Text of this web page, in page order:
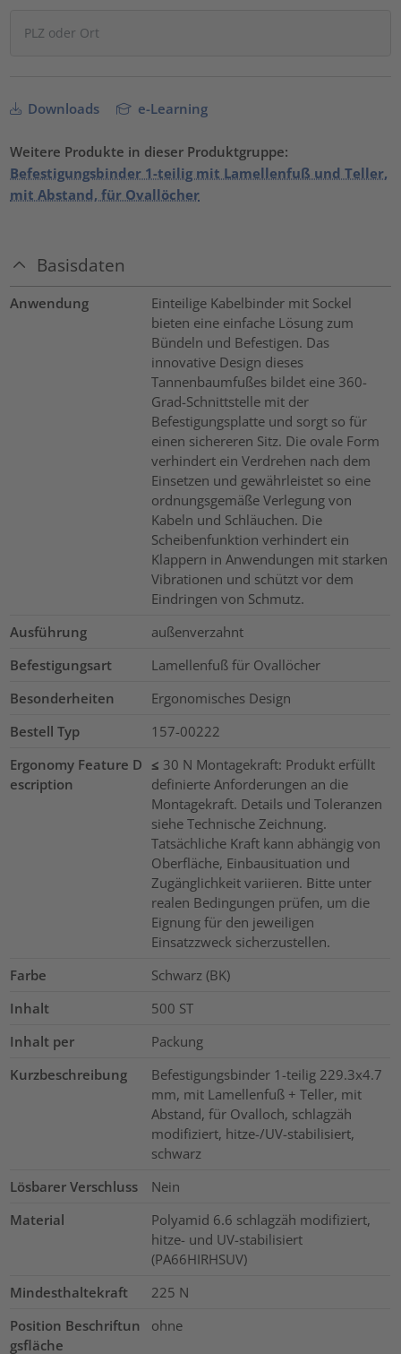
Downloads e-Learning
Weitere Produkte in dieser Produktgruppe:
Befestigungsbinder 1-teilig mit Lamellenfuß und Teller,
mit Abstand, für Ovallöcher
Basisdaten
Anwendung
Einteilige Kabelbinder mit Sockel
bieten eine einfache Lösung zum
Bündeln und Befestigen. Das
innovative Design dieses
Tannenbaumfußes bildet eine 360-
Grad-Schnittstelle mit der
Befestigungsplatte und sorgt so für
einen sichereren Sitz. Die ovale Form
verhindert ein Verdrehen nach dem
Einsetzen und gewährleistet so eine
ordnungsgemäße Verlegung von
Kabeln und Schläuchen. Die
Scheibenfunktion verhindert ein
Klappern in Anwendungen mit starken
Vibrationen und schützt vor dem
Eindringen von Schmutz.
Ausführung
außenverzahnt
Befestigungsart
Lamellenfuß für Ovallöcher
Besonderheiten
Ergonomisches Design
Bestell Typ
157-00222
Ergonomy Feature D
escription
≤ 30 N Montagekraft: Produkt erfüllt
definierte Anforderungen an die
Montagekraft. Details und Toleranzen
siehe Technische Zeichnung.
Tatsächliche Kraft kann abhängig von
Oberfläche, Einbausituation und
Zugänglichkeit variieren. Bitte unter
realen Bedingungen prüfen, um die
Eignung für den jeweiligen
Einsatzzweck sicherzustellen.
Farbe
Schwarz (BK)
Inhalt
500 ST
Inhalt per
Packung
Kurzbeschreibung
Befestigungsbinder 1-teilig 229.3x4.7
mm, mit Lamellenfuß + Teller, mit
Abstand, für Ovalloch, schlagzäh
modifiziert, hitze-/UV-stabilisiert,
schwarz
Lösbarer Verschluss
Nein
Material
Polyamid 6.6 schlagzäh modifiziert,
hitze- und UV-stabilisiert
(PA66HIRHSUV)
Mindesthaltekraft
225 N
Position Beschriftun
gsfläche
ohne